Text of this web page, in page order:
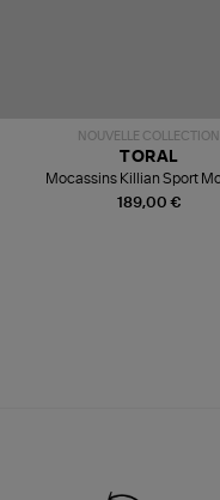
NOUVELLE COLLECTION
189,00 €
TORAL
Mocassins Killian Sport